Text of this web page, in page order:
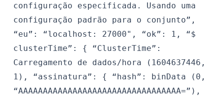
configuração especificada. Usando uma
configuração padrão para o conjunto”,
“eu”: “localhost: 27000",
“ok”: 1,
“$
clusterTime”: {
“ClusterTime”:
Carregamento de dados/hora (1604637446,
1),
“assinatura”: {
“hash”: binData (0,
“AAAAAAAAAAAAAAAAAAAAAAAAAAAAAAAAA=”),